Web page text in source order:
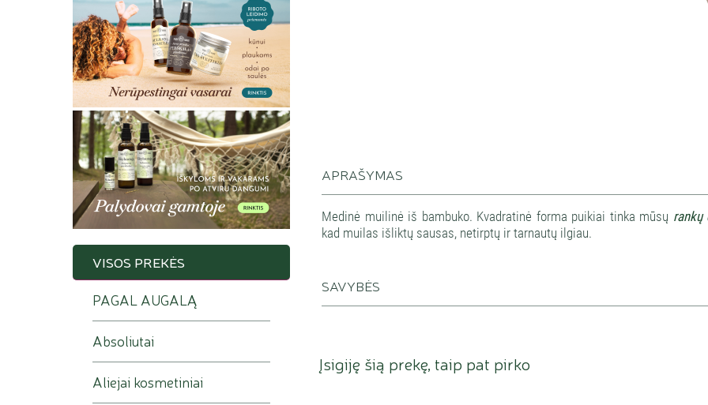
APRAŠYMAS
Medinė muilinė iš bambuko. Kvadratinė forma puikiai tinka mūsų rankų
kad muilas išliktų sausas, netirptų ir tarnautų ilgiau.
SAVYBĖS
Įsigiję šią prekę, taip pat pirko
VISOS PREKĖS
PAGAL AUGALĄ
Absoliutai
Aliejai kosmetiniai